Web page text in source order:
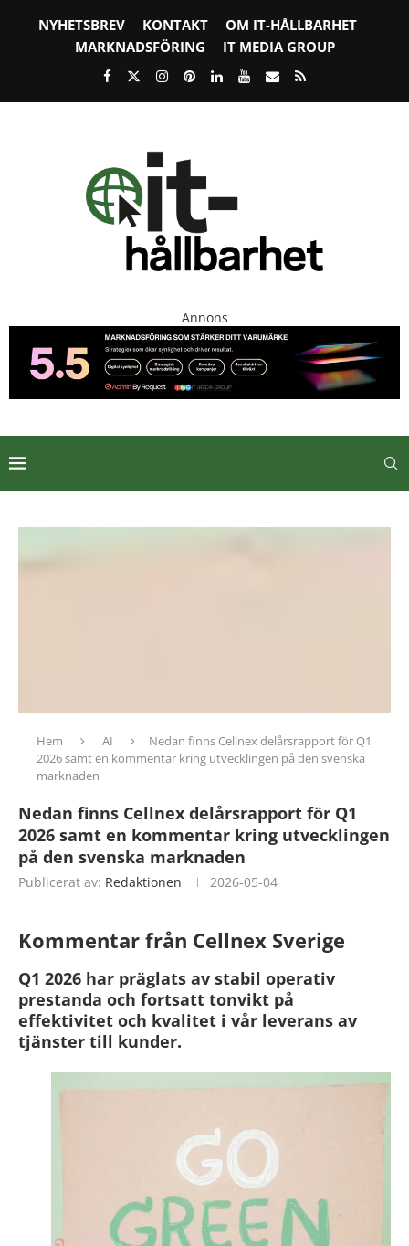
NYHETSBREV KONTAKT
OM IT-HÅLLBARHET
MARKNADSFÖRING
IT MEDIA GROUP
Annons
Hem AI
Nedan finns Cellnex delårsrapport för Q1
2026 samt en kommentar kring utvecklingen på den svenska
marknaden
Nedan finns Cellnex delårsrapport för Q1
2026 samt en kommentar kring utvecklingen
på den svenska marknaden
Publicerat av: Redaktionen 2026-05-04
Kommentar från Cellnex Sverige
Q1 2026 har präglats av stabil operativ
prestanda och fortsatt tonvikt på
effektivitet och kvalitet i vår leverans av
tjänster till kunder.